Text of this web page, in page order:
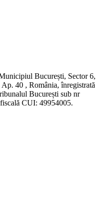
București, Sector 6,
40 , România, înregistrată
București sub nr
CUI: 49954005.